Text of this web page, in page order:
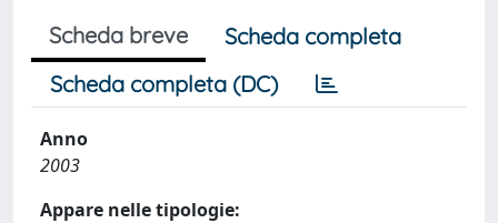
Scheda breve
Scheda completa
Scheda completa (DC)
Anno
2003
Appare nelle tipologie: